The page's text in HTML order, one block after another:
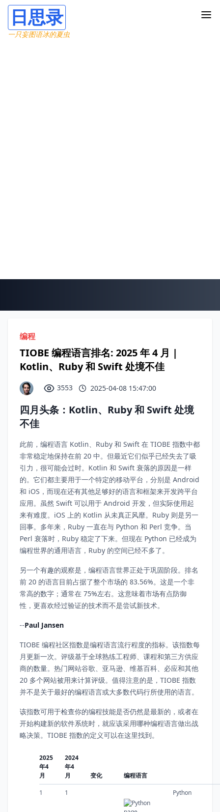
日思录
一只妄图语冰的夏虫
编程
TIOBE 编程语言排名: 2025 年 4 月 |
Kotlin、Ruby 和 Swift 处境不佳
3553 2025-04-08 15:47:00
四月头条：Kotlin、Ruby 和 Swift 处境
不佳
此前，编程语言 Kotlin、Ruby 和 Swift 在 TIOBE 指数中都
非常稳定地保持在前 20 中。但最近它们似乎已经失去了吸
引力，很可能会过时。Kotlin 和 Swift 衰落的原因是一样
的。它们都主要用于一个特定的移动平台，分别是 Android
和 iOS，而现在还有其他足够好的语言和框架来开发跨平台
应用。虽然 Swift 可以用于 Android 开发，但实际使用起
来有难度。iOS 上的 Kotlin 从未真正风靡。Ruby 则是另一
回事。多年来，Ruby 一直在与 Python 和 Perl 竞争。当
Perl 衰落时，Ruby 稳定了下来。但现在 Python 已经成为
编程世界的通用语言，Ruby 的空间已经不多了。
另一个有趣的观察是，编程语言世界正处于巩固阶段。排名
前 20 的语言目前占据了整个市场的 83.56%。这是一个非
常高的数字；通常在 75%左右。这意味着市场有点防御
性，更喜欢经过验证的技术而不是尝试新技术。
--Paul Jansen
TIOBE 编程社区指数是编程语言流行程度的指标。该指数每
月更新一次。评级基于全球熟练工程师、课程和第三方供应
商的数量。热门网站谷歌、亚马逊、维基百科、必应和其他
20 多个网站被用来计算评级。值得注意的是，TIOBE 指数
并不是关于最好的编程语言或大多数代码行所使用的语言。
该指数可用于检查你的编程技能是否仍然是最新的，或者在
开始构建新的软件系统时，就应该采用哪种编程语言做出战
略决策。TIOBE 指数的定义可以在这里找到。
2025
年4
月
2024
年4
月
变化 编程语言
1 1 Python